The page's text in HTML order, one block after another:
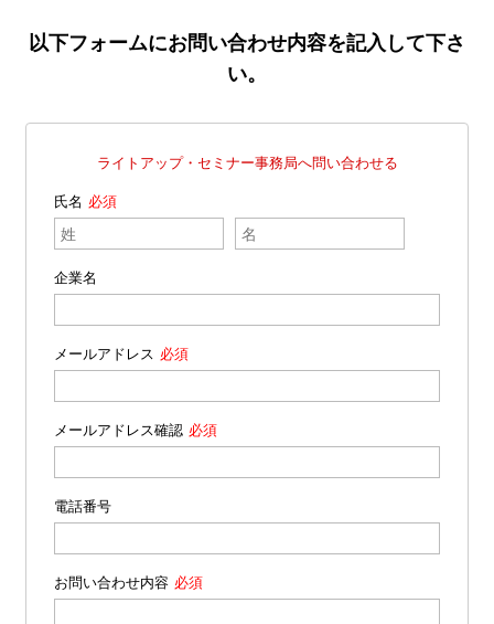
以下フォームにお問い合わせ内容を記入して下さ
い。
ライトアップ・セミナー事務局へ問い合わせる
氏名
企業名
メールアドレス
メールアドレス確認
電話番号
お問い合わせ内容